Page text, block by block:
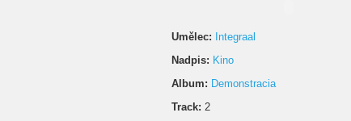
Umělec: Integraal
Nadpis: Kino
Album: Demonstracia
Track: 2